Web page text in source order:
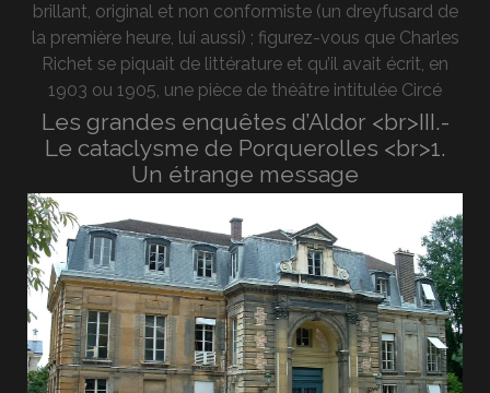
brillant, original et non conformiste (un dreyfusard de
la première heure, lui aussi) ; figurez-vous que Charles
Richet se piquait de littérature et qu’il avait écrit, en
1903 ou 1905, une pièce de théâtre intitulée Circé
Les grandes enquêtes d’Aldor <br>III.-
Le cataclysme de Porquerolles <br>1.
Un étrange message